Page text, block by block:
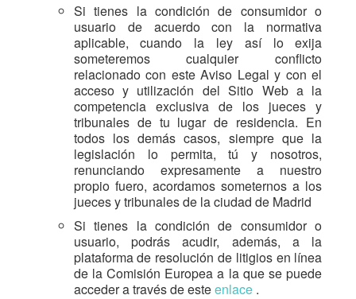
Si tienes la condición de consumidor o
usuario de acuerdo con la normativa
aplicable, cuando la ley así lo exija
someteremos cualquier conflicto
relacionado con este Aviso Legal y con el
acceso y utilización del Sitio Web a la
competencia exclusiva de los jueces y
tribunales de tu lugar de residencia. En
todos los demás casos, siempre que la
legislación lo permita, tú y nosotros,
renunciando expresamente a nuestro
propio fuero, acordamos someternos a los
jueces y tribunales de la ciudad de Madrid
Si tienes la condición de consumidor o
usuario, podrás acudir, además, a la
plataforma de resolución de litigios en línea
de la Comisión Europea a la que se puede
acceder a través de esteenlace.